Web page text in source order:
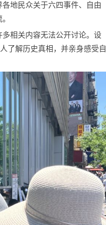
地民众关于六四事件、自由
相关内容无法公开讨论。设
了解历史真相，并亲身感受自